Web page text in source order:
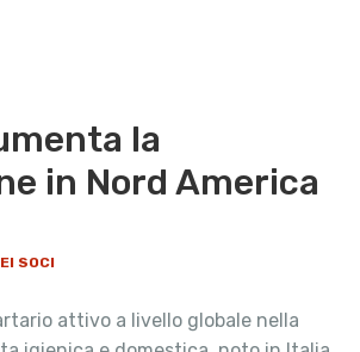
la
in Nord America
SOCI
attivo a livello globale nella